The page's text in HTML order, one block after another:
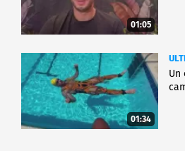
01:05
01:34
Un